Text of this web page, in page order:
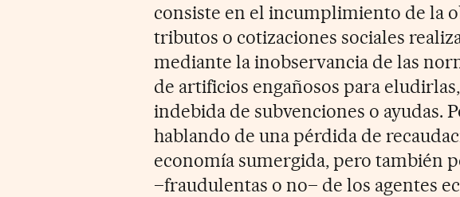
consiste en el incumplimiento de la
tributos o cotizaciones sociales
mediante la inobservancia de las
de artificios engañosos para
indebida de subvenciones o ayudas.
hablando de una pérdida de
economía sumergida, pero también
–fraudulentas o no– de los agentes